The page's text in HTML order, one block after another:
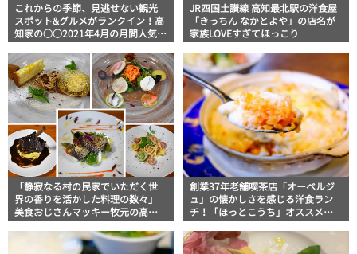
これからの季節、見逃せない観光
スポット&グルメがランクイン！高
知家の○○2021年4月の月間人気記
JR四国土讃線 高知最北駅の洋食屋
「きっちん なかとよや」の店名が
家族LOVEすぎてほっこり
「静寂なる村の民家でいただく世
界の香りを活かした料理の数々」
美食おじさんマッキー牧元の高知
創業37年老舗喫茶店「オーベルジ
ュ」の懐かしさを感じる洋食ラン
チ！「ほっとこうち」オススメ高